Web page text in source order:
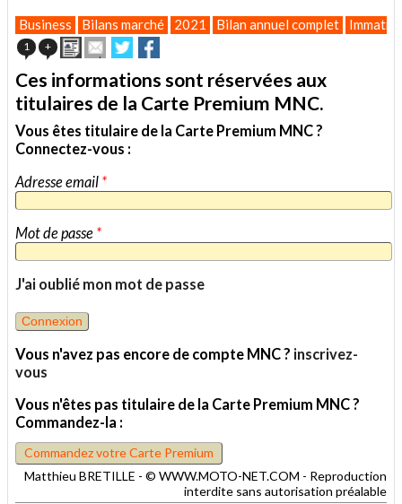
Business Bilans marché 2021 Bilan annuel complet
1 + ImprimerEnvoyer
cet
article
à
un
Partager
sur
Twitter
sur
Facebook
Ces informations sont réservées aux
titulaires de la Carte Premium MNC.
Vous êtes titulaire de la Carte Premium MNC ?
Connectez-vous :
Adresse email *
Mot de passe *
J'ai oublié mon mot de passe
Vous n'avez pas encore de compte MNC ? inscrivez-
vous
Vous n'êtes pas titulaire de la Carte Premium MNC ?
Commandez-la :
Commandez votre Carte Premium
Matthieu BRETILLE - © WWW.MOTO-NET.COM - Reproduction
interdite sans autorisation préalable